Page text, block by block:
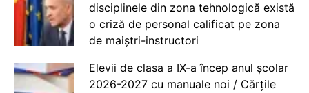
disciplinele din zona tehnologică există
o criză de personal calificat pe zona
de maiștri-instructori
Elevii de clasa a IX-a încep anul școlar
2026-2027 cu manuale noi / Cărțile